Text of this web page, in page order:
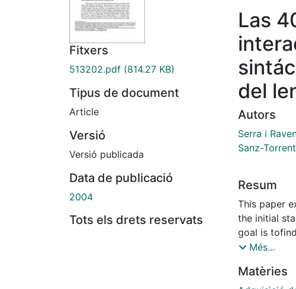
Fitxers
513202.pdf (814.27 KB)
Tipus de document
Article
Versió
Versió publicada
Data de publicació
2004
Tots els drets reservats
Las
del
Autors
Serra i
Sanz-
Resum
This paper
the initial
goal is
changes in
class
Més...
Matèries